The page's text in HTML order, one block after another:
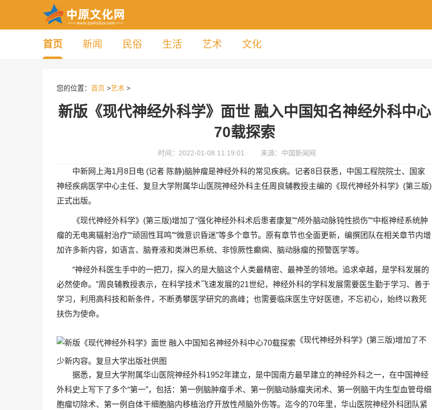
首页 新闻 民俗 生活 艺术 文化
您的位置： 首页 >艺术 >
新版《现代神经外科学》面世 融入中国知名神经外科中心
70载探索
时间：2022-01-08 11:19:01 来源：中国新闻网
中新网上海1月8日电 (记者 陈静)脑肿瘤是神经外科的常见疾病。记者8日获悉，中国工程院院士、国家
神经疾病医学中心主任、复旦大学附属华山医院神经外科主任周良辅教授主编的《现代神经外科学》(第三版)
正式出版。
《现代神经外科学》(第三版)增加了“强化神经外科术后患者康复”“颅外脑动脉钝性损伤”“中枢神经系统肿
瘤的无电离辐射治疗”“顽固性耳鸣”“微意识昏迷”等多个章节。原有章节也全面更新，编撰团队在相关章节内增
加许多新内容，如语言、脑脊液和类淋巴系统、非惊厥性癫痫、脑动脉瘤的预警医学等。
“神经外科医生手中的一把刀，探入的是大脑这个人类最精密、最神圣的领地。追求卓越，是学科发展的
必然使命。”周良辅教授表示，在科学技术飞速发展的21世纪，神经外科的学科发展需要医生勤于学习、善于
学习，利用高科技和新条件，不断勇攀医学研究的高峰；也需要临床医生守好医德，不忘初心，始终以救死
扶伤为使命。
《现代神经外科学》(第三版)增加了不
少新内容。复旦大学出版社供图
据悉，复旦大学附属华山医院神经外科1952年建立，是中国南方最早建立的神经外科之一，在中国神经
外科史上写下了多个“第一”，包括：第一例脑肿瘤手术、第一例脑动脉瘤夹闭术、第一例脑干内生型血管母细
胞瘤切除术、第一例自体干细胞脑内移植治疗开放性颅脑外伤等。迄今的70年里，华山医院神经外科团队紧